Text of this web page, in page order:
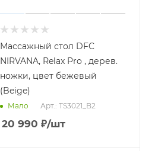
Массажный стол DFC
NIRVANA, Relax Pro , дерев.
ножки, цвет бежевый
(Beige)
Мало Арт.: TS3021_B2
20 990 ₽/шт